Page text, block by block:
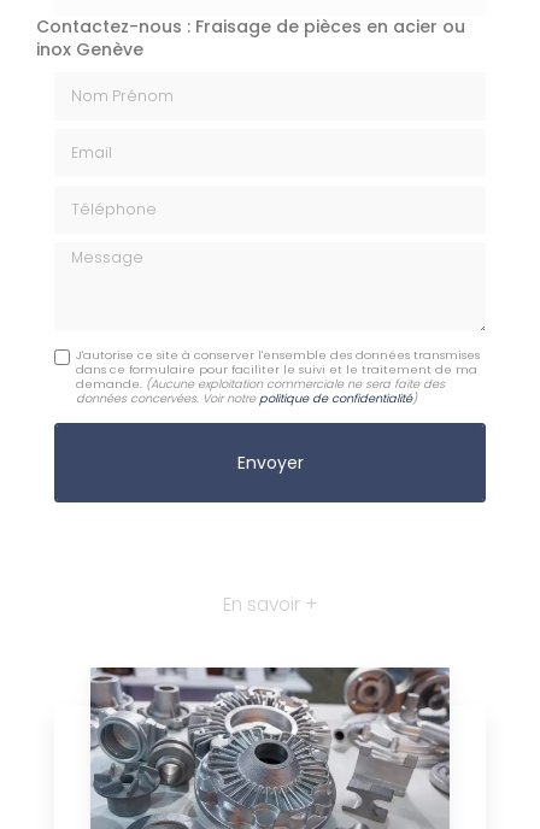
Contactez-nous : Fraisage de pièces en acier ou
inox Genève
Message
J'autorise ce site à conserver l'ensemble des données transmises
dans ce formulaire pour faciliter le suivi et le traitement de ma
demande. (Aucune exploitation commerciale ne sera faite des
données concervées. Voir notrepolitique de confidentialité)
En savoir +